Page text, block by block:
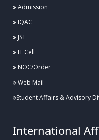
Admission
IQAC
JST
IT Cell
NOC/Order
Web Mail
Student Affairs & Advisory
International